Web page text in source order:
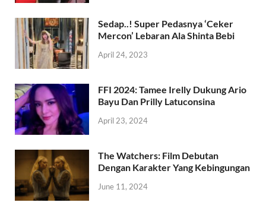
Sedap..! Super Pedasnya ‘Ceker
Mercon’ Lebaran Ala Shinta Bebi
April 24, 2023
FFI 2024: Tamee Irelly Dukung Ario
Bayu Dan Prilly Latuconsina
April 23, 2024
The Watchers: Film Debutan
Dengan Karakter Yang Kebingungan
June 11, 2024